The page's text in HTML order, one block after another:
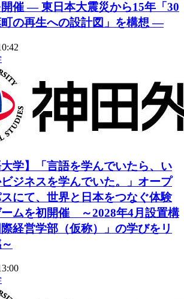
催 ― 東日本大震災から15年「30
の再生への設計図」を構想 ―
大学】「言語を学んでいたら、い
ジネスを学んでいた。」オープ
にて、世界と日本をつなぐ体験
ムを初開催 ～2028年4月設置構
経営学部（仮称）」の学びをリ